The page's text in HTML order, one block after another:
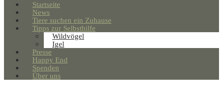
Startseite
News
Tiere suchen ein Zuhause
Tipps zur Selbsthilfe
Wildvögel
Igel
Presse
Happy End
Spenden
Über uns